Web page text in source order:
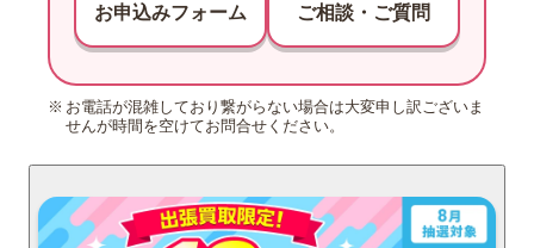
お申込みフォーム ご相談・ご質問
お電話が混雑しており繋がらない場合は大変申し訳ございま
せんが時間を空けてお問合せください。